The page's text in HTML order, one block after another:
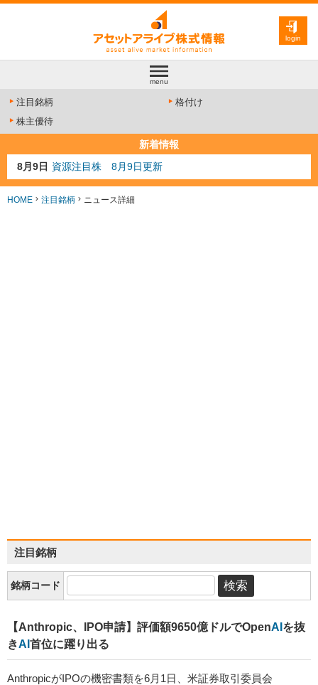
login
menu
注目銘柄
格付け
株主優待
新着情報
8月9日 資源注目株 8月9日更新
8月4日 AI注目株 8月4日更新
8月3日 人気業種注目株 8月3日更新
HOME 注目銘柄 ニュース詳細
注目銘柄
銘柄コード
【Anthropic、IPO申請】評価額9650億ドルでOpenAIを抜
きAI首位に躍り出る
AnthropicがIPOの機密書類を6月1日、米証券取引委員会